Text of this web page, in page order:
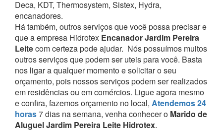
Deca, KDT, Thermosystem, Sistex, Hydra,
encanadores.
Há também, outros serviços que você possa precisar e
que a empresa Hidrotex Encanador Jardim Pereira
Leitecom certeza pode ajudar. Nós possuímos muitos
outros serviços que podem ser uteis para você. Basta
nos ligar a qualquer momento e solicitar o seu
orçamento, pois nossos serviços podem ser realizados
em residências ou em comércios. Ligue agora mesmo
e confira, fazemos orçamento no local, Atendemos 24
horas7 dias na semana, venha conhecer o Marido de
Aluguel Jardim Pereira Leite Hidrotex.